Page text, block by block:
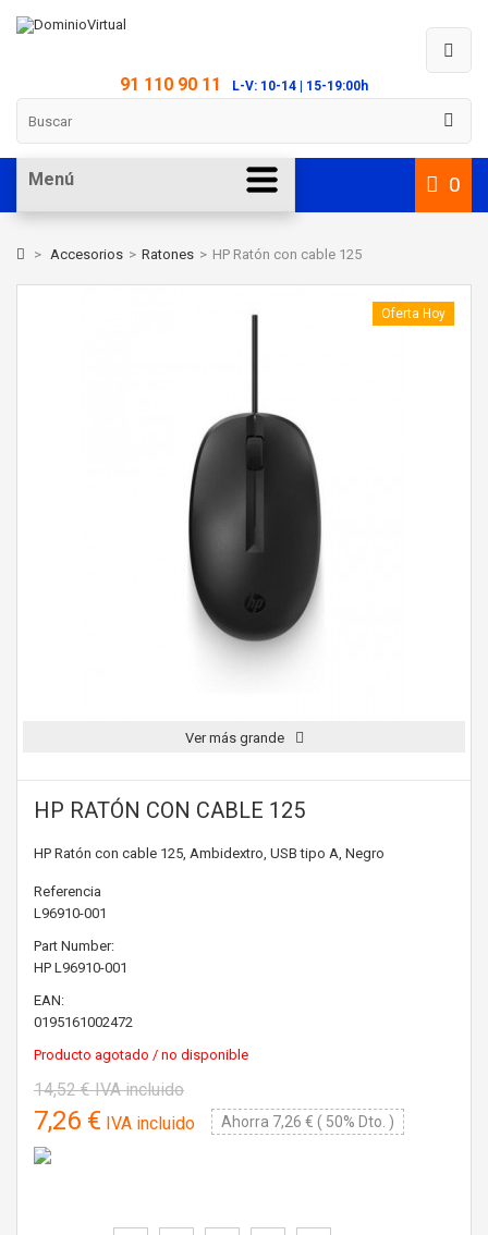
91 110 90 11 L-V: 10-14 | 15-19:00h
0
Menú
> Accesorios > Ratones > HP Ratón con cable 125
Oferta Hoy
Ver más grande
HP RATÓN CON CABLE 125
HP Ratón con cable 125, Ambidextro, USB tipo A, Negro
Referencia
L96910-001
Part Number:
HP L96910-001
EAN:
0195161002472
Producto agotado / no disponible
14,52 €IVA incluido
7,26 € IVA incluido Ahorra 7,26 € ( 50% Dto. )